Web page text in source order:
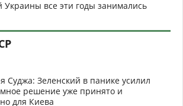
все эти годы занимались
Суджа: Зеленский в панике усилил
решение уже принято и
для Киева